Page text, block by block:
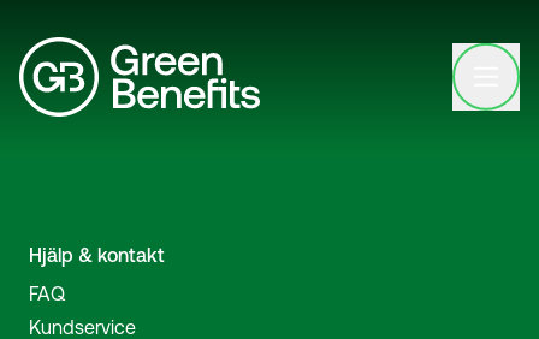
Open
Hjälp & kontakt
FAQ
Kundservice